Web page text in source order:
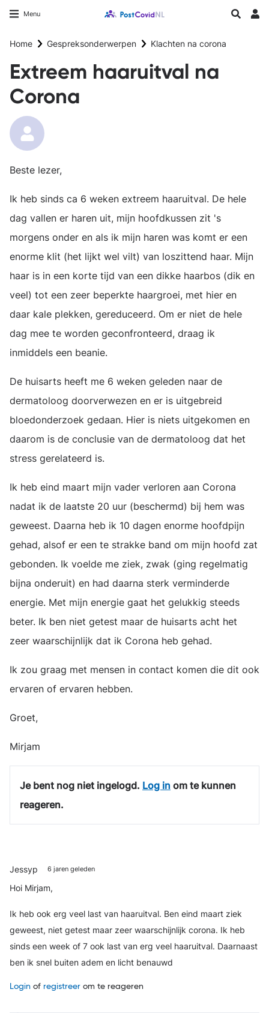
gaan
Menu Longfonds homepageZoeken
Home Gespreksonderwerpen Klachten na corona
Extreem haaruitval na
Corona
Beste lezer,
Ik heb sinds ca 6 weken extreem haaruitval. De hele
dag vallen er haren uit, mijn hoofdkussen zit 's
morgens onder en als ik mijn haren was komt er een
enorme klit (het lijkt wel vilt) van loszittend haar. Mijn
haar is in een korte tijd van een dikke haarbos (dik en
veel) tot een zeer beperkte haargroei, met hier en
daar kale plekken, gereduceerd. Om er niet de hele
dag mee te worden geconfronteerd, draag ik
inmiddels een beanie.
De huisarts heeft me 6 weken geleden naar de
dermatoloog doorverwezen en er is uitgebreid
bloedonderzoek gedaan. Hier is niets uitgekomen en
daarom is de conclusie van de dermatoloog dat het
stress gerelateerd is.
Ik heb eind maart mijn vader verloren aan Corona
nadat ik de laatste 20 uur (beschermd) bij hem was
geweest. Daarna heb ik 10 dagen enorme hoofdpijn
gehad, alsof er een te strakke band om mijn hoofd zat
gebonden. Ik voelde me ziek, zwak (ging regelmatig
bijna onderuit) en had daarna sterk verminderde
energie. Met mijn energie gaat het gelukkig steeds
beter. Ik ben niet getest maar de huisarts acht het
zeer waarschijnlijk dat ik Corona heb gehad.
Ik zou graag met mensen in contact komen die dit ook
ervaren of ervaren hebben.
Groet,
Mirjam
Je bent nog niet ingelogd. Log in om te kunnen
reageren.
Jessyp 6 jaren geleden
Hoi Mirjam,
Ik heb ook erg veel last van haaruitval. Ben eind maart ziek
geweest, niet getest maar zeer waarschijnlijk corona. Ik heb
sinds een week of 7 ook last van erg veel haaruitval. Daarnaast
ben ik snel buiten adem en licht benauwd
Login of registreer om te reageren